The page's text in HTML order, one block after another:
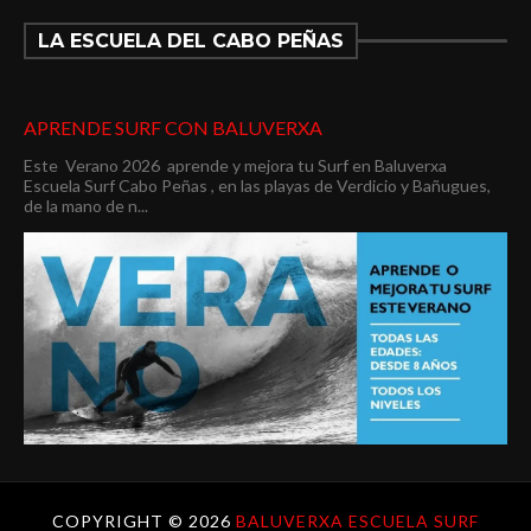
LA ESCUELA DEL CABO PEÑAS
APRENDE SURF CON BALUVERXA
Este Verano 2026 aprende y mejora tu Surf en Baluverxa
Escuela Surf Cabo Peñas , en las playas de Verdicio y Bañugues,
de la mano de n...
COPYRIGHT © 2026 BALUVERXA ESCUELA SURF